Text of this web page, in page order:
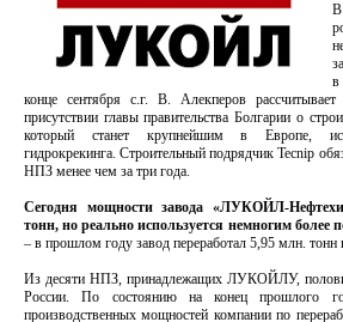
В
конце сентября с.г. В. Алекперов
присутствии главы правительства Болгарии о
который станет крупнейшим в Европе,
гидрокрекинга. Строительный подрядчик Tecnip
НПЗ менее чем за три года.
Сегодня мощности завода «ЛУКОЙЛ-
тонн, но реально используется немногим более
– в прошлом году завод переработал 5,95 млн. тонн
Из десяти НПЗ, принадлежащих ЛУКОЙЛУ,
России. По состоянию на конец прошлого
производственных мощностей компании по